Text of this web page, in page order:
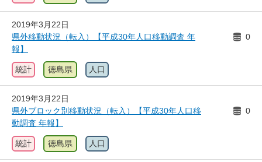
2019年3月22日
県外移動状況（転入）【平成30年人口移動調査 年
報】
0
統計 徳島県 人口
2019年3月22日
県外ブロック別移動状況（転入）【平成30年人口移
動調査 年報】
0
統計 徳島県 人口